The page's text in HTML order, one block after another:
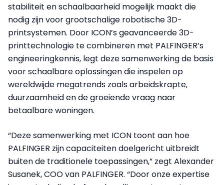
stabiliteit en schaalbaarheid mogelijk maakt die
nodig zijn voor grootschalige robotische 3D-
printsystemen. Door ICON’s geavanceerde 3D-
printtechnologie te combineren met PALFINGER’s
engineeringkennis, legt deze samenwerking de basis
voor schaalbare oplossingen die inspelen op
wereldwijde megatrends zoals arbeidskrapte,
duurzaamheid en de groeiende vraag naar
betaalbare woningen.
“Deze samenwerking met ICON toont aan hoe
PALFINGER zijn capaciteiten doelgericht uitbreidt
buiten de traditionele toepassingen,” zegt Alexander
Susanek, COO van PALFINGER. “Door onze expertise